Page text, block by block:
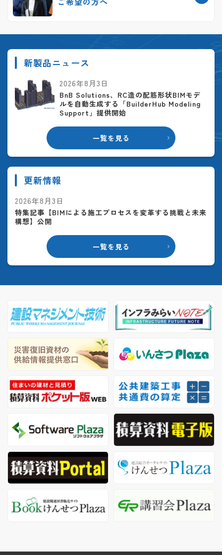
新製品ニュース
一覧を見る
2026年8月3日
BnB Solutions、RC造の配筋形状BIMモデ
ルを自動生成する「BuilderHub Modeling
Support」提供開始
更新情報
一覧を見る
2026年8月3日
特集記事【BIMによる施工プロセスを変革する挑戦と未来
構想】公開